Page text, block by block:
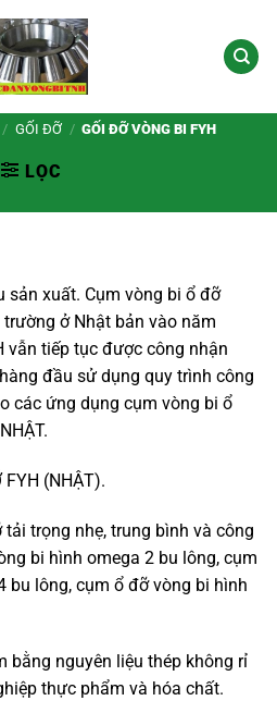
/ GỐI ĐỠ / GỐI ĐỠ VÒNG BI FYH
LỌC
sản xuất. Cụm vòng bi ổ đỡ
ở Nhật bản vào năm
vẫn tiếp tục được công nhận
đầu sử dụng quy trình công
các ứng dụng cụm vòng bi ổ
FYH (NHẬT).
trọng nhẹ, trung bình và công
bi hình omega 2 bu lông, cụm
bu lông, cụm ổ đỡ vòng bi hình
bằng nguyên liệu thép không rỉ
thực phẩm và hóa chất.